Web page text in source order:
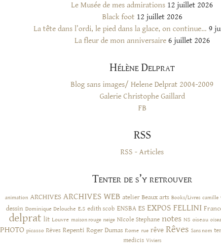
Le Musée de mes admirations 12 juillet 2026
Black foot 12 juillet 2026
La tête dans l’ordi, le pied dans la glace, on continue… 9
La fleur de mon anniversaire 6 juillet 2026
Hélène Delprat
Blog sans images/ Helene Delprat 2004-2009
Galerie Christophe Gaillard
FB
RSS
RSS - Articles
Tenter de s’y retrouver
animation ARCHIVES ARCHIVES WEB atelier Beaux arts Books/Livres camille
dessin Dominique Delouche E.S edith scob ENSBA ES EXPOS FELLINI
delprat lit Louvre maison rouge neige NIcole Stephane notes NS oiseau
PHOTO picasso Rêves Repenti Roger Dumas Rome rue rêve Rêves Sans nom
medicis Viviers